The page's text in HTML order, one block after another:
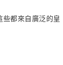
些都來自廣泛的皇